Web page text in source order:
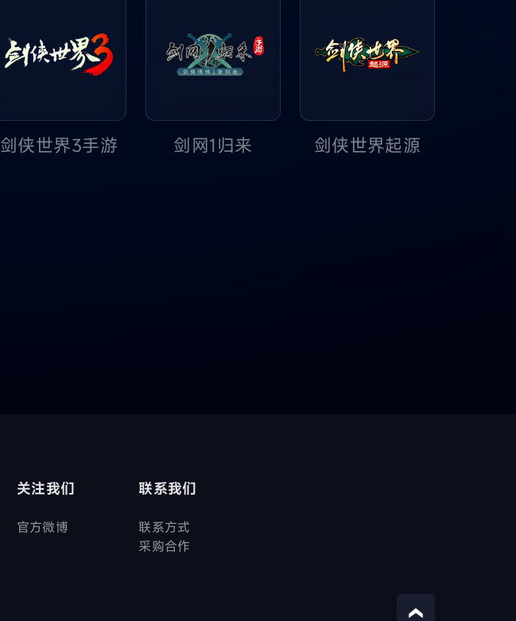
剑侠世界3手游 剑网1归来 剑侠世界起源
关注我们
官方微博
联系我们
联系方式
采购合作